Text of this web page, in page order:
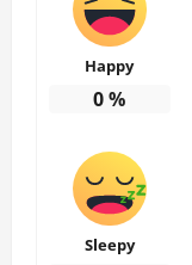
Happy
0%
Sleepy